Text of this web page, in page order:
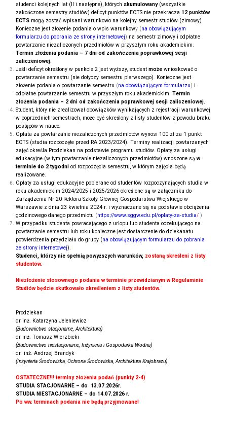
studenci kolejnych lat (II i następne), których skumulowany(wszystkie
zakończone semestry studiów) deficyt punktów ECTS nie przekracza 12 punktów
ECTS mogą zostać wpisani warunkowo na kolejny semestr studiów (zimowy).
Konieczne jest złożenie podania o wpis warunkowy (na obowiązującym
formularzu do pobrania ze strony internetowej) na semestr zimowy i odpłatne
powtarzanie niezaliczonych przedmiotów w przyszłym roku akademickim.
Termin złożenia podania – 7 dni od zakończenia poprawkowej sesji
zaliczeniowej.
Jeśli deficyt określony w punkcie 2 jest wyższy, student może wnioskować o
powtarzanie semestru (nie dotyczy semestru pierwszego). Konieczne jest
złożenie podania o powtarzanie semestru (na obowiązującym formularzu) i
odpłatne powtarzanie semestru w przyszłym roku akademickim. Termin
złożenia podania – 2 dni od zakończenia poprawkowej sesji zaliczeniowej.
Student, który nie zrealizował obowiązków wynikających z rejestracji warunkowej
w poprzednich semestrach, może być skreślony z listy studentów z powodu braku
postępów w nauce.
Opłata za powtarzanie niezaliczonych przedmiotów wynosi 100 zł za 1 punkt
ECTS (studia rozpoczęte przed RA 2023/2024). Terminy realizacji powtarzanych
zajęć określa Prodziekan na podstawie programu studiów. Opłaty za usługi
edukacyjne (w tym powtarzanie niezaliczonych przedmiotów) wnoszone sąw
terminie do 2 tygodni od rozpoczęcia semestru, w którym zajęcia będą
realizowane.
Opłaty za usługi edukacyjne pobierane od studentów rozpoczynających studia w
roku akademickim 2024/2025 i 2025/2026 określone są w załączniku do
Zarządzenia Nr 20 Rektora Szkoły Głównej Gospodarstwa Wiejskiego w
Warszawie z dnia 23 kwietnia 2024 r. i wyznaczane są na podstawie obciążenia
godzinowego danego przedmiotu (https://www.sggw.edu.pl/oplaty-za-studia/ )
W przypadku studenta powracającego z urlopu lub studenta oczekującego na
powtarzanie semestru lub roku konieczne jest dostarczenie do dziekanatu
potwierdzenia przydziału do grupy (na obowiązującym formularzu do pobrania
ze strony internetowej).
Studenci, którzy nie spełnią powyższych warunków, zostaną skreśleni z listy
studentów.
Niezłożenie stosownego podania w terminie przewidzianym w Regulaminie
Studiów będzie skutkowało skreśleniem z listy studentów.
Prodziekan
dr inż. Katarzyna Jeleniewicz
(Budownictwo stacjonarne, Architektura)
dr inż. Tomasz Wierzbicki
(Budownictwo niestacjonarne, Inżynieria i Gospodarka Wodna)
dr inż. Andrzej Brandyk
(Inżynieria Środowiska, Ochrona Środowiska, Architektura Krajobrazu)
OSTATECZNE!!! terminy złożenia podań (punkty 2-4)
STUDIA STACJONARNE – do 13.07.2026r.
STUDIA NIESTACJONARNE – do 14.07.2026 r.
Po ww. terminach podania nie będą przyjmowane!